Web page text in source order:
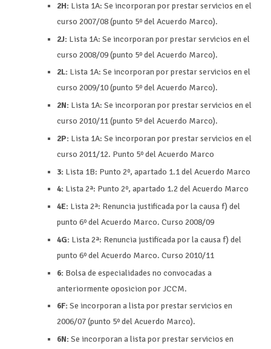
2H: Lista 1A: Se incorporan por prestar servicios en el
curso 2007/08 (punto 5º del Acuerdo Marco).
2J: Lista 1A: Se incorporan por prestar servicios en el
curso 2008/09 (punto 5º del Acuerdo Marco).
2L: Lista 1A: Se incorporan por prestar servicios en el
curso 2009/10 (punto 5º del Acuerdo Marco).
2N: Lista 1A: Se incorporan por prestar servicios en el
curso 2010/11 (punto 5º del Acuerdo Marco).
2P: Lista 1A: Se incorporan por prestar servicios en el
curso 2011/12. Punto 5º del Acuerdo Marco
3: Lista 1B: Punto 2º, apartado 1.1 del Acuerdo Marco
4: Lista 2ª: Punto 2º, apartado 1.2 del Acuerdo Marco
4E: Lista 2ª: Renuncia justificada por la causa f) del
punto 6º del Acuerdo Marco. Curso 2008/09
4G: Lista 2ª: Renuncia justificada por la causa f) del
punto 6º del Acuerdo Marco. Curso 2010/11
6: Bolsa de especialidades no convocadas a
anteriormente oposicion por JCCM.
6F: Se incorporan a lista por prestar servicios en
2006/07 (punto 5º del Acuerdo Marco).
6N: Se incorporan a lista por prestar servicios en